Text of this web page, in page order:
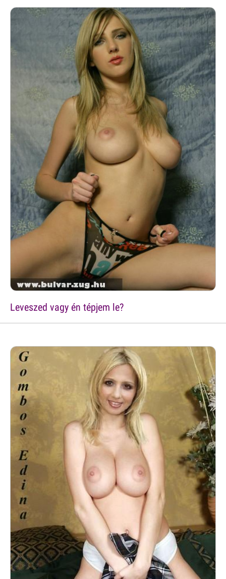
Leveszed vagy én tépjem le?